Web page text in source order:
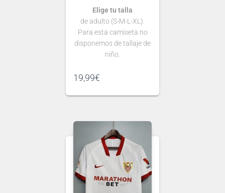
Elige tu talla
de adulto (S-M-L-XL).
Para esta camiseta no
disponemos de tallaje de
niño.
Puedes elegir
nombre y número
para tu camiseta, bien
personalizado o bien de
algún jugador, lo que
escribas será lo que
grabemos en tu
19,99€